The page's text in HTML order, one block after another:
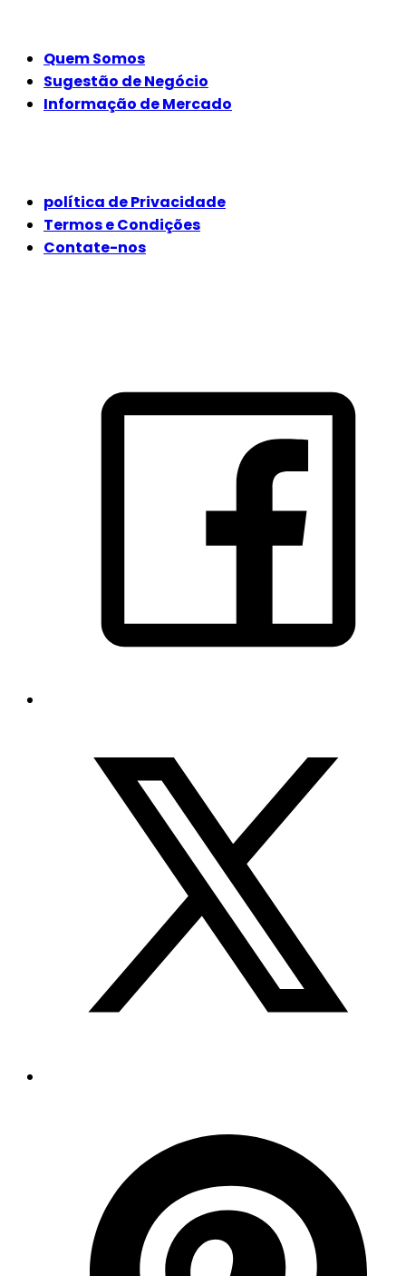
Quem Somos
Sugestão de Negócio
Informação de Mercado
política de Privacidade
Termos e Condições
Contate-nos